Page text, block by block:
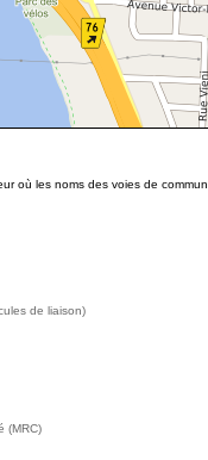
où les noms des voies de
de liaison)
(MRC)